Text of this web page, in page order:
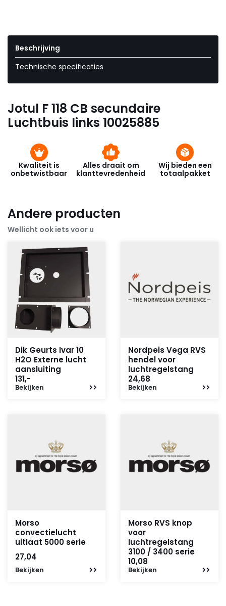
Beschrijving
Technische specificaties
Jotul F 118 CB secundaire
Luchtbuis links 10025885
Kwaliteit is
onbetwistbaar
Alles draait om
klanttevredenheid
Wij bieden een
totaalpakket
Andere producten
Wellicht ook iets voor u
Dik Geurts Ivar 10
H2O Externe lucht
aansluiting
131,-
Bekijken
Nordpeis Vega RVS
hendel voor
luchtregelstang
24,68
Bekijken
Morso
convectielucht
uitlaat 5000 serie
27,04
Bekijken
Morso RVS knop
voor
luchtregelstang
3100 / 3400 serie
10,08
Bekijken